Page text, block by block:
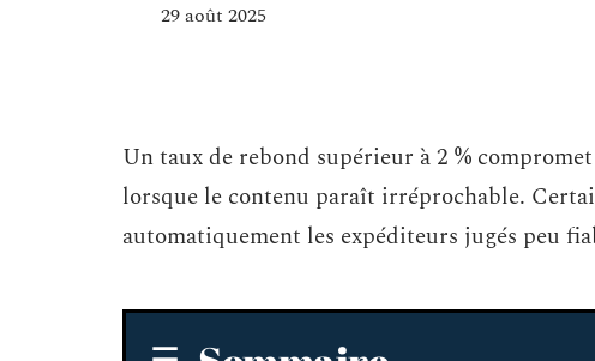
29 août 2025
Un taux de rebond supérieur à 2 %
lorsque le contenu paraît irréprochable.
automatiquement les expéditeurs jugés peu